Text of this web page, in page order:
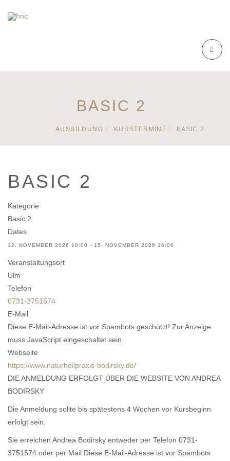
BASIC 2
AUSBILDUNG KURSTERMINE BASIC 2
BASIC 2
Kategorie
Basic 2
Dates
12. NOVEMBER 2026 10:00 - 15. NOVEMBER 2026 16:00
Veranstaltungsort
Ulm
Telefon
0731-3751574
E-Mail
Diese E-Mail-Adresse ist vor Spambots geschützt! Zur Anzeige
muss JavaScript eingeschaltet sein.
Webseite
https://www.naturheilpraxis-bodirsky.de/
DIE ANMELDUNG ERFOLGT ÜBER DIE WEBSITE VON ANDREA
BODIRSKY
Die Anmeldung sollte bis spätestens 4 Wochen vor Kursbeginn
erfolgt sein.
Sie erreichen Andrea Bodirsky entweder per Telefon 0731-
3751574 oder per Mail Diese E-Mail-Adresse ist vor Spambots